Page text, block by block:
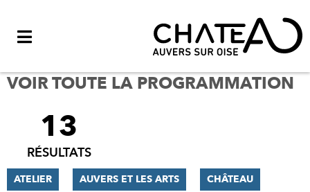
VOIR TOUTE LA PROGRAMMATION
FILTRER
RÉSULTATS
13
RÉSULTATS
ATELIER AUVERS ET LES ARTS CHÂTEAU